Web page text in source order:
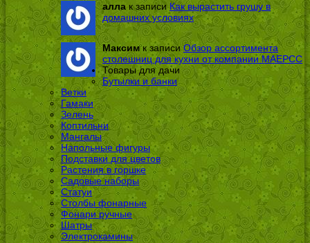
алла к записи Как вырастить грушу в
домашних условиях
Максимк записиОбзор ассортимента
столешниц для кухни от компании МАЕРСС
Товары для дачи
Бутылки и банки
Ветки
Гамаки
Зелень
Коптильни
Мангалы
Напольные фигуры
Подставки для цветов
Растения в горшке
Садовые наборы
Статуи
Столбы фонарные
Фонари ручные
Шатры
Электрокамины